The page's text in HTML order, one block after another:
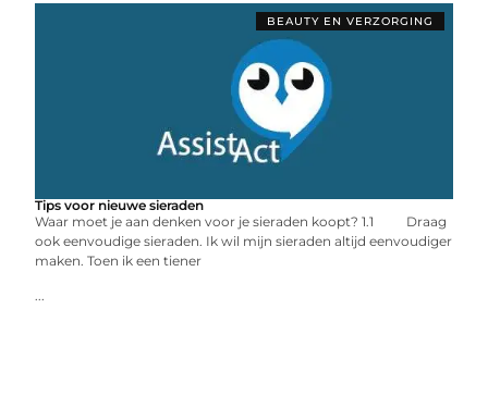
BEAUTY EN VERZORGING
Tips voor nieuwe sieraden
Waar moet je aan denken voor je sieraden koopt? 1.1 Draag
ook eenvoudige sieraden. Ik wil mijn sieraden altijd eenvoudiger
maken. Toen ik een tiener
...